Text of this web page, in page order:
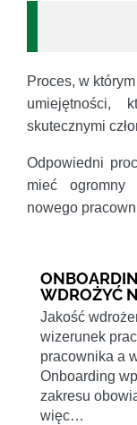
Proces, w
umiejętności,
skutecznymi
Odpowiedni
mieć ogromny
nowego
WDROŻYĆ
Jakość
wizerunek
pracownika a
Onboarding
zakresu
więc…